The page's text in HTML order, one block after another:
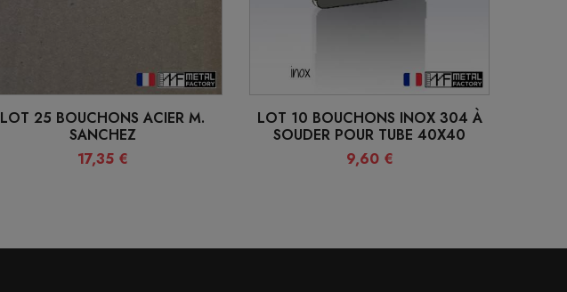
LOT 25 BOUCHONS ACIER M.
SANCHEZ
17,35 €
LOT 10 BOUCHONS INOX 304 À
SOUDER POUR TUBE 40X40
9,60 €